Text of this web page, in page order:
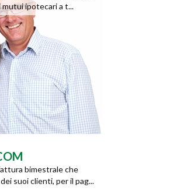
ipotecari a t...
bimestrale che
suoi clienti, per il pag...